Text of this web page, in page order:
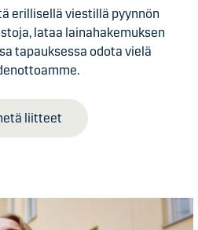
erillisellä viestillä pyynnön
lataa lainahakemuksen
tapauksessa odota vielä
liitteet